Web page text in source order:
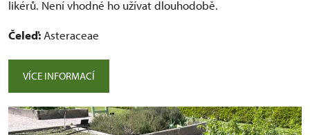
likérů. Není vhodné ho užívat dlouhodobě.
Čeleď: Asteraceae
VÍCE INFORMACÍ